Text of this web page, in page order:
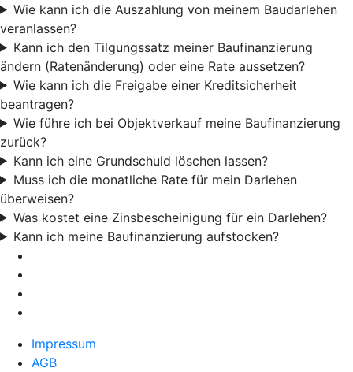
Wie kann ich die Auszahlung von meinem Baudarlehen
veranlassen?
Kann ich den Tilgungssatz meiner Baufinanzierung
ändern (Ratenänderung) oder eine Rate aussetzen?
Wie kann ich die Freigabe einer Kreditsicherheit
beantragen?
Wie führe ich bei Objektverkauf meine Baufinanzierung
zurück?
Kann ich eine Grundschuld löschen lassen?
Muss ich die monatliche Rate für mein Darlehen
überweisen?
Was kostet eine Zinsbescheinigung für ein Darlehen?
Kann ich meine Baufinanzierung aufstocken?
Impressum
AGB